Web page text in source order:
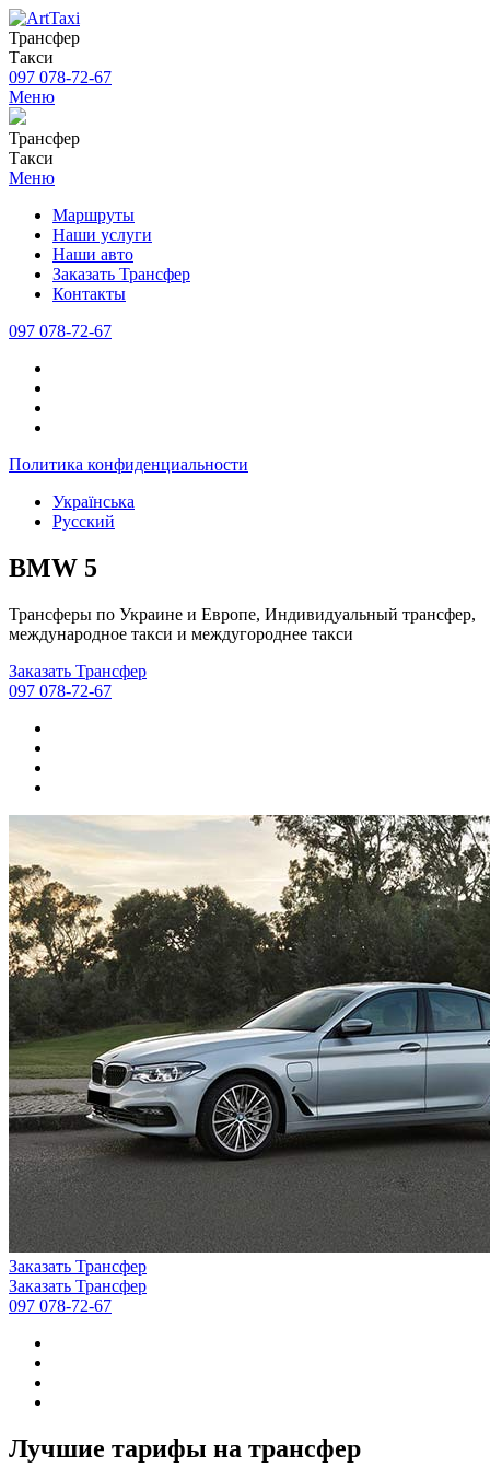
Трансфер
Такси
097 078-72-67
Меню
Трансфер
Такси
Меню
Маршруты
Наши услуги
Наши авто
Заказать Трансфер
Контакты
097 078-72-67
Политика конфиденциальности
Українська
Русский
BMW 5
Трансферы по Украине и Европе, Индивидуальный трансфер,
международное такси и междугороднее такси
Заказать Трансфер
097 078-72-67
Заказать Трансфер
Заказать Трансфер
097 078-72-67
Лучшие тарифы на трансфер